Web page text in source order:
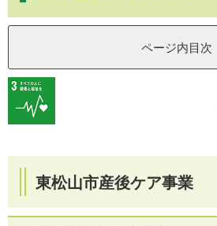
ページ内目次
東松山市産後ケア事業